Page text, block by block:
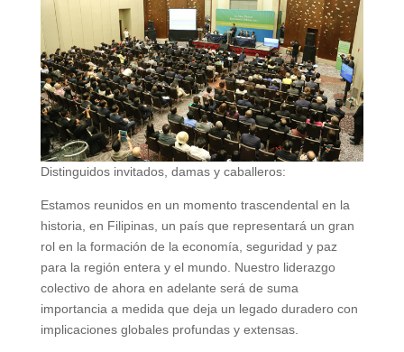
Distinguidos invitados, damas y caballeros:
Estamos reunidos en un momento trascendental en la
historia, en Filipinas, un país que representará un gran
rol en la formación de la economía, seguridad y paz
para la región entera y el mundo. Nuestro liderazgo
colectivo de ahora en adelante será de suma
importancia a medida que deja un legado duradero con
implicaciones globales profundas y extensas.